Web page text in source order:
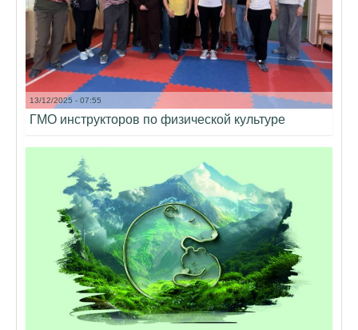
13/12/2025 - 07:55
ГМО инструкторов по физической культуре